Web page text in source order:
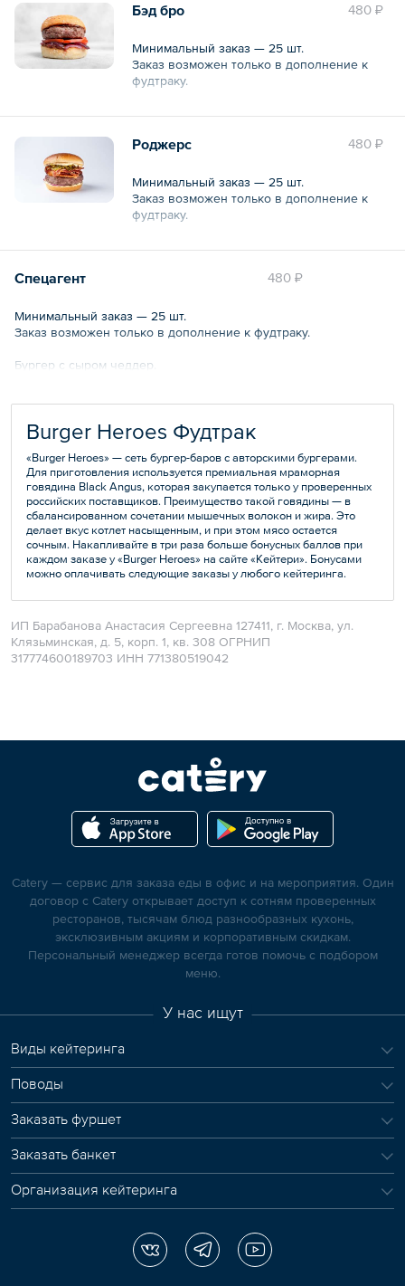
480 ₽
Бэд бро
Минимальный заказ — 25 шт.
Заказ возможен только в дополнение к
фудтраку.
Бургер с острым соусом из смеси перцев и
480 ₽
Роджерс
Минимальный заказ — 25 шт.
Заказ возможен только в дополнение к
фудтраку.
С карамельным беконом, красным луком, с
480 ₽
Спецагент
Минимальный заказ — 25 шт.
Заказ возможен только в дополнение к фудтраку.
Бургер с сыром чеддер.
Burger Heroes Фудтрак
«Burger Heroes» — сеть бургер-баров с авторскими бургерами.
Для приготовления используется премиальная мраморная
говядина Black Angus, которая закупается только у проверенных
российских поставщиков. Преимущество такой говядины — в
сбалансированном сочетании мышечных волокон и жира. Это
делает вкус котлет насыщенным, и при этом мясо остается
сочным. Накапливайте в три раза больше бонусных баллов при
каждом заказе у «Burger Heroes» на сайте «Кейтери». Бонусами
можно оплачивать следующие заказы у любого кейтеринга.
ИП Барабанова Анастасия Сергеевна 127411, г. Москва, ул.
Клязьминская, д. 5, корп. 1, кв. 308 ОГРНИП
317774600189703 ИНН 771380519042
Catery — сервис для заказа еды в офис и на мероприятия. Один
договор с Catery открывает доступ к сотням проверенных
ресторанов, тысячам блюд разнообразных кухонь,
эксклюзивным акциям и корпоративным скидкам.
Персональный менеджер всегда готов помочь с подбором
меню.
У нас ищут
Виды кейтеринга
Поводы
Заказать фуршет
Заказать банкет
Организация кейтеринга